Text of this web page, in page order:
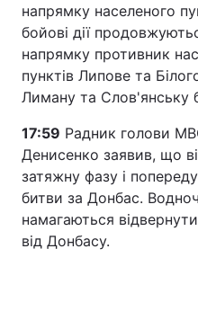
напрямку населеного
бойові дії
напрямку противник
пунктів Липове та
Лиману та Слов'янську
17:59 Радник голови
Денисенко заявив, що
затяжну фазу і
битви за Донбас.
намагаються
від Донбасу.